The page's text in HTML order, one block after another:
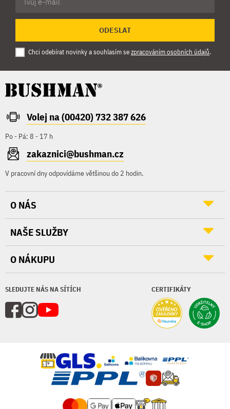
ODESLAT
Chci odebírat novinky a souhlasím sezpracováním osobních údajů.
Volej na (00420) 732 387 626
Po - Pá: 8 - 17 h
zakaznici@bushman.cz
V pracovní dny odpovídáme většinou do 2 hodin.
SLEDUJTE NÁS NA SÍTÍCH CERTIFIKÁTY
O NÁS
NAŠE SLUŽBY
O NÁKUPU